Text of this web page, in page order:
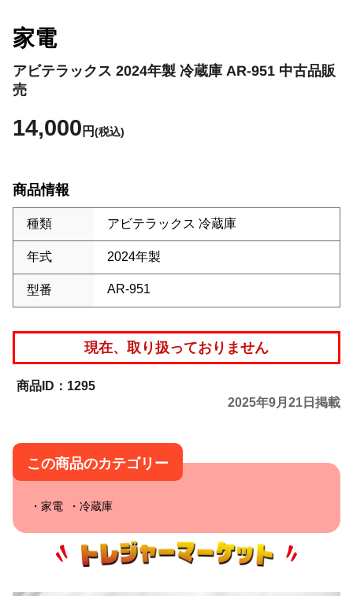
家電
アビテラックス 2024年製 冷蔵庫 AR-951 中古品販
売
14,000 円(税込)
商品情報
種類 アビテラックス 冷蔵庫
年式 2024年製
型番 AR-951
現在、取り扱っておりません
1295
2025年9月21日掲載
この商品のカテゴリー
家電 冷蔵庫